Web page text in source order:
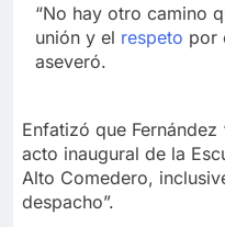
“No hay otro camino
unión y el respeto por
aseveró.
Enfatizó que
acto inaugural de la
Alto Comedero,
despacho”.